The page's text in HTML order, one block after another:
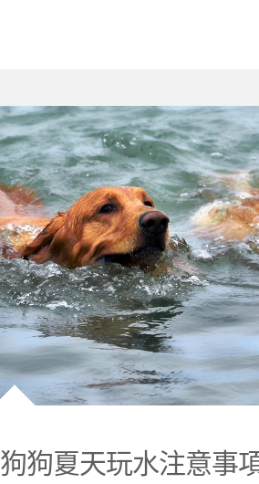
狗狗夏天玩水注意事